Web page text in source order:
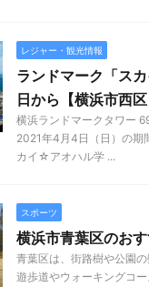
レジャー・観光情報
ランドマーク「ス
日から【横浜市西区
横浜ランドマークタワー
2021年4月4日（日）の期
カイ☆アオハル学 ...
スポーツ
横浜市青葉区のお
青葉区は、街路樹や公園
遊歩道やウォーキングコ